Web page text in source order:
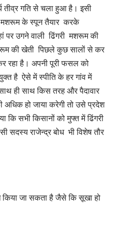
तीव्र गति से चला हुआ है। इसी
मशरूम के स्पून तैयार करके
पर उगने वाली ढिंगरी मशरूम की
की खेती पिछले कुछ सालों से कर
रहा है। अपनी पूरी फसल को
है ऐसे में स्पीति के हर गांव में
ही साथ किस तरह और पैदावार
हो जाया करेगी तो उसे प्रदेश
कि सभी किसानों को मुफ्त में ढिंगरी
सदस्य राजेन्द्र बोध भी विशेष तौर
जा सकता है जैसे कि सूखा हो